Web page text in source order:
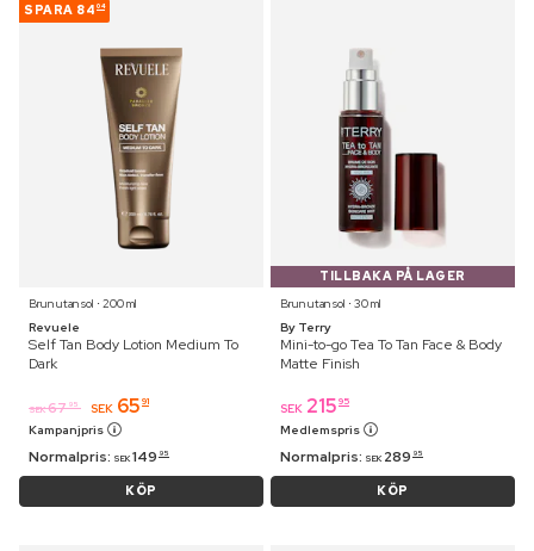
SPARA 84 04
Brun utan sol ⋅ 200 ml
Revuele
Self Tan Body Lotion Medium To
Dark
SEK 67 95 SEK 65 91
Kampanjpris
Normalpris: SEK 149 95
KÖP
TILLBAKA PÅ LAGER
Brun utan sol ⋅ 30 ml
By Terry
Mini-to-go Tea To Tan Face & Body
Matte Finish
SEK 215 95
Medlemspris
Normalpris: SEK 289 95
KÖP